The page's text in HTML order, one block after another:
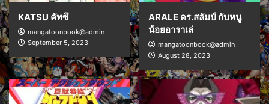
KATSU คัทซึ
mangatoonbook@admin
September 5, 2023
ARALE ดร.สลัมป์ กับหนู
น้อยอาราเล่
mangatoonbook@admin
August 28, 2023